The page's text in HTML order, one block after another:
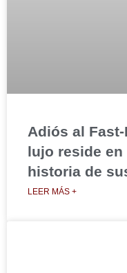
Adiós al
lujo reside en
historia de
LEER MÁS +